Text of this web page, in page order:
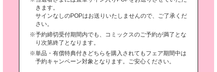
きます。
サインなしのPOPはお送りいたしませんので、ご了承くだ
さい。
予約締切受付期間内でも、コミックスのご予約が満了とな
り次第終了となります。
単品・有償特典付きどちらを購入されてもフェア期間中は
予約キャンペーン対象となります。ご安心ください。